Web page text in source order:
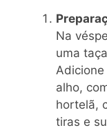
Na
uma
alho,
hortelã,
tiras e